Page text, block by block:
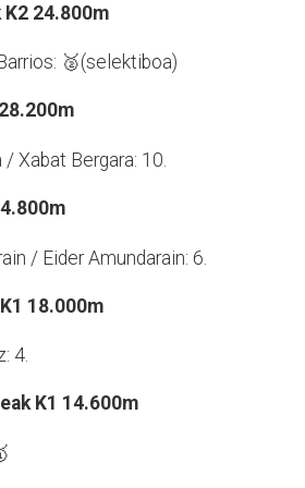
24.800m
🥈(selektiboa)
/ Xabat Bergara: 10.
/ Eider Amundarain: 6.
18.000m
4.
K1 14.600m